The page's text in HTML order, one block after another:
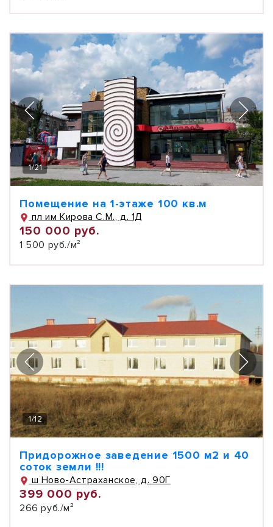
1/21
Помещение на 1-этаже 100 кв.м
пл им Кирова С.М., д. 1Д
150 000 руб.
1 500 руб./м²
1/12
Придорожное заведение 1500 м2 и 40
соток земли !!!
ш Ново-Астраханское, д. 90Г
399 000 руб.
266 руб./м²